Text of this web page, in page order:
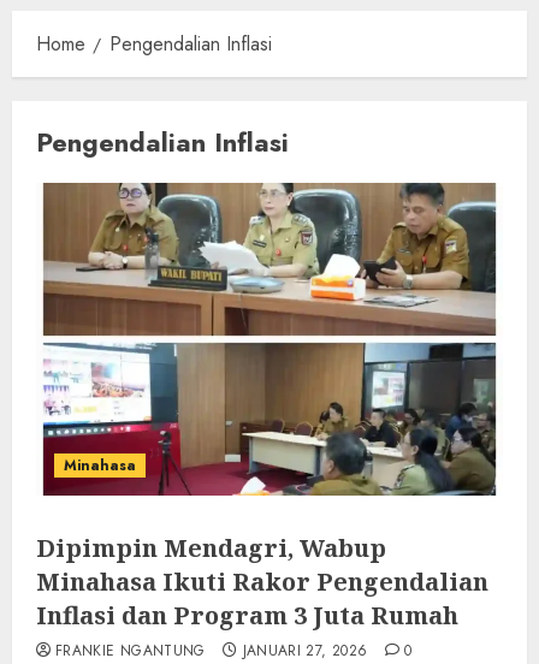
Home Pengendalian Inflasi
Pengendalian Inflasi
Minahasa
Dipimpin Mendagri, Wabup
Minahasa Ikuti Rakor Pengendalian
Inflasi dan Program 3 Juta Rumah
FRANKIE NGANTUNG JANUARI 27, 2026 0